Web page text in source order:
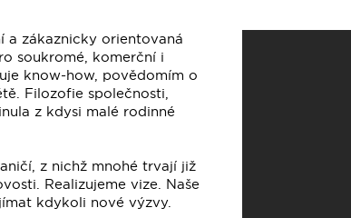
a zákaznicky orientovaná
soukromé, komerční i
know-how, povědomím o
Filozofie společnosti,
z kdysi malé rodinné
z nichž mnohé trvají již
Realizujeme vize. Naše
kdykoli nové výzvy.